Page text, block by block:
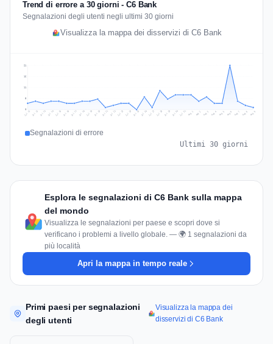
Trend di errore a 30 giorni - C6 Bank
Segnalazioni degli utenti negli ultimi 30 giorni
Visualizza la mappa dei disservizi di C6 Bank
11
16
21
Jul 11 Jul 12 Jul 13 Jul 14 Jul 15 Jul 16 Jul 17 Jul 18 Jul 19 Jul 20 Jul 21 Jul 22 Jul 23 Jul 24 Jul 25 Jul 26 Jul 27 Jul 28 Jul 29 Jul 30 Jul 31 Aug 1 Aug 2 Aug 3 Aug 4 Aug 5 Aug 6 Aug 7 Aug 8 Aug 9
Segnalazioni di errore
Ultimi 30 giorni
Esplora le segnalazioni di C6 Bank sulla mappa
del mondo
Visualizza le segnalazioni per paese e scopri dove si
verificano i problemi a livello globale. — 🌍 1 segnalazioni da
più località
Apri la mappa in tempo reale
Primi paesi per segnalazioni
degli utenti
Visualizza la mappa dei
disservizi di C6 Bank